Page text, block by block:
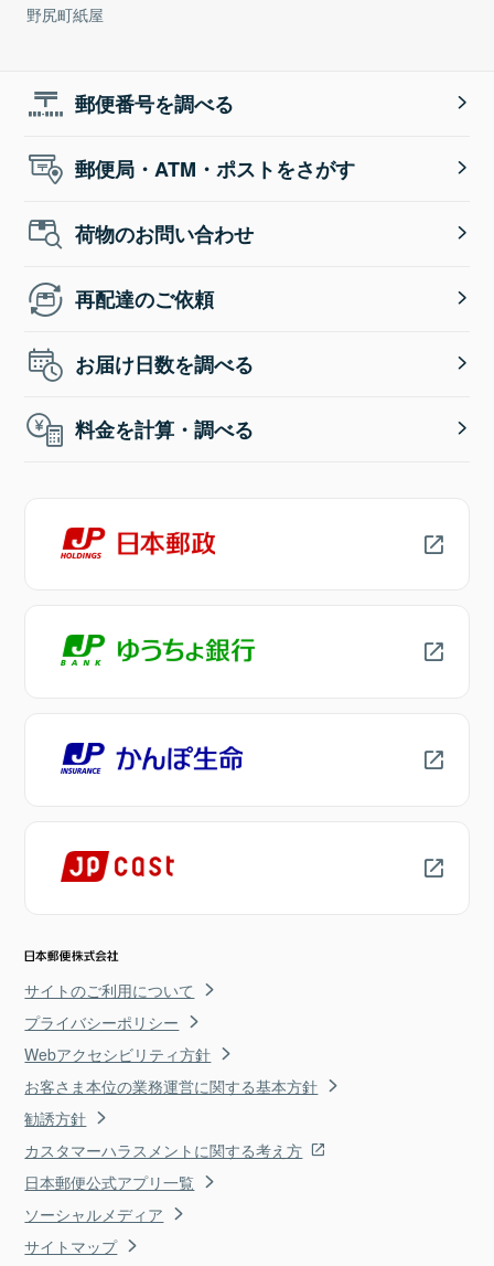
野尻町紙屋
郵便番号を調べる
郵便局・ATM・ポストをさがす
荷物のお問い合わせ
再配達のご依頼
お届け日数を調べる
料金を計算・調べる
サイトのご利用について
プライバシーポリシー
Webアクセシビリティ方針
お客さま本位の業務運営に関する基本方針
勧誘方針
カスタマーハラスメントに関する考え方
日本郵便公式アプリ一覧
ソーシャルメディア
サイトマップ